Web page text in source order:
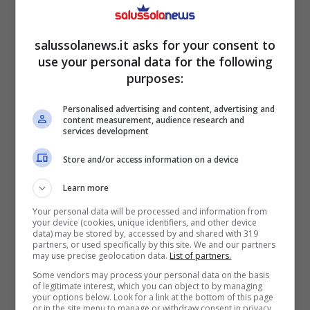
Preparati a salutare le macchie presenti nel forno, questo il
metodo definitivo (Salussolanews.it)
Si attende la “manna dal cielo” che in questo
attenzione si potrebbe fare una prova,
magari utilizzando qualcosa che si conserva
già in casa, ma di cosa si tratta in questo
caso?Stiamo parlando delle pastiglie
impiegate per la lavastoviglie.
Non tutti lo sanno, ma il prodotto in casa
salussolanews.it asks for your consent to
use your personal data for the following
purposes:
Personalised advertising and content, advertising and
content measurement, audience research and
services development
Store and/or access information on a device
Learn more
Your personal data will be processed and information from
your device (cookies, unique identifiers, and other device
data) may be stored by, accessed by and shared with 319
partners, or used specifically by this site. We and our partners
may use precise geolocation data. List of partners.
Some vendors may process your personal data on the basis
of legitimate interest, which you can object to by managing
your options below. Look for a link at the bottom of this page